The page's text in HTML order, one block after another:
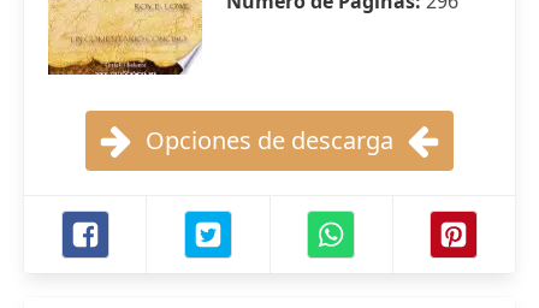
Opciones de descarga